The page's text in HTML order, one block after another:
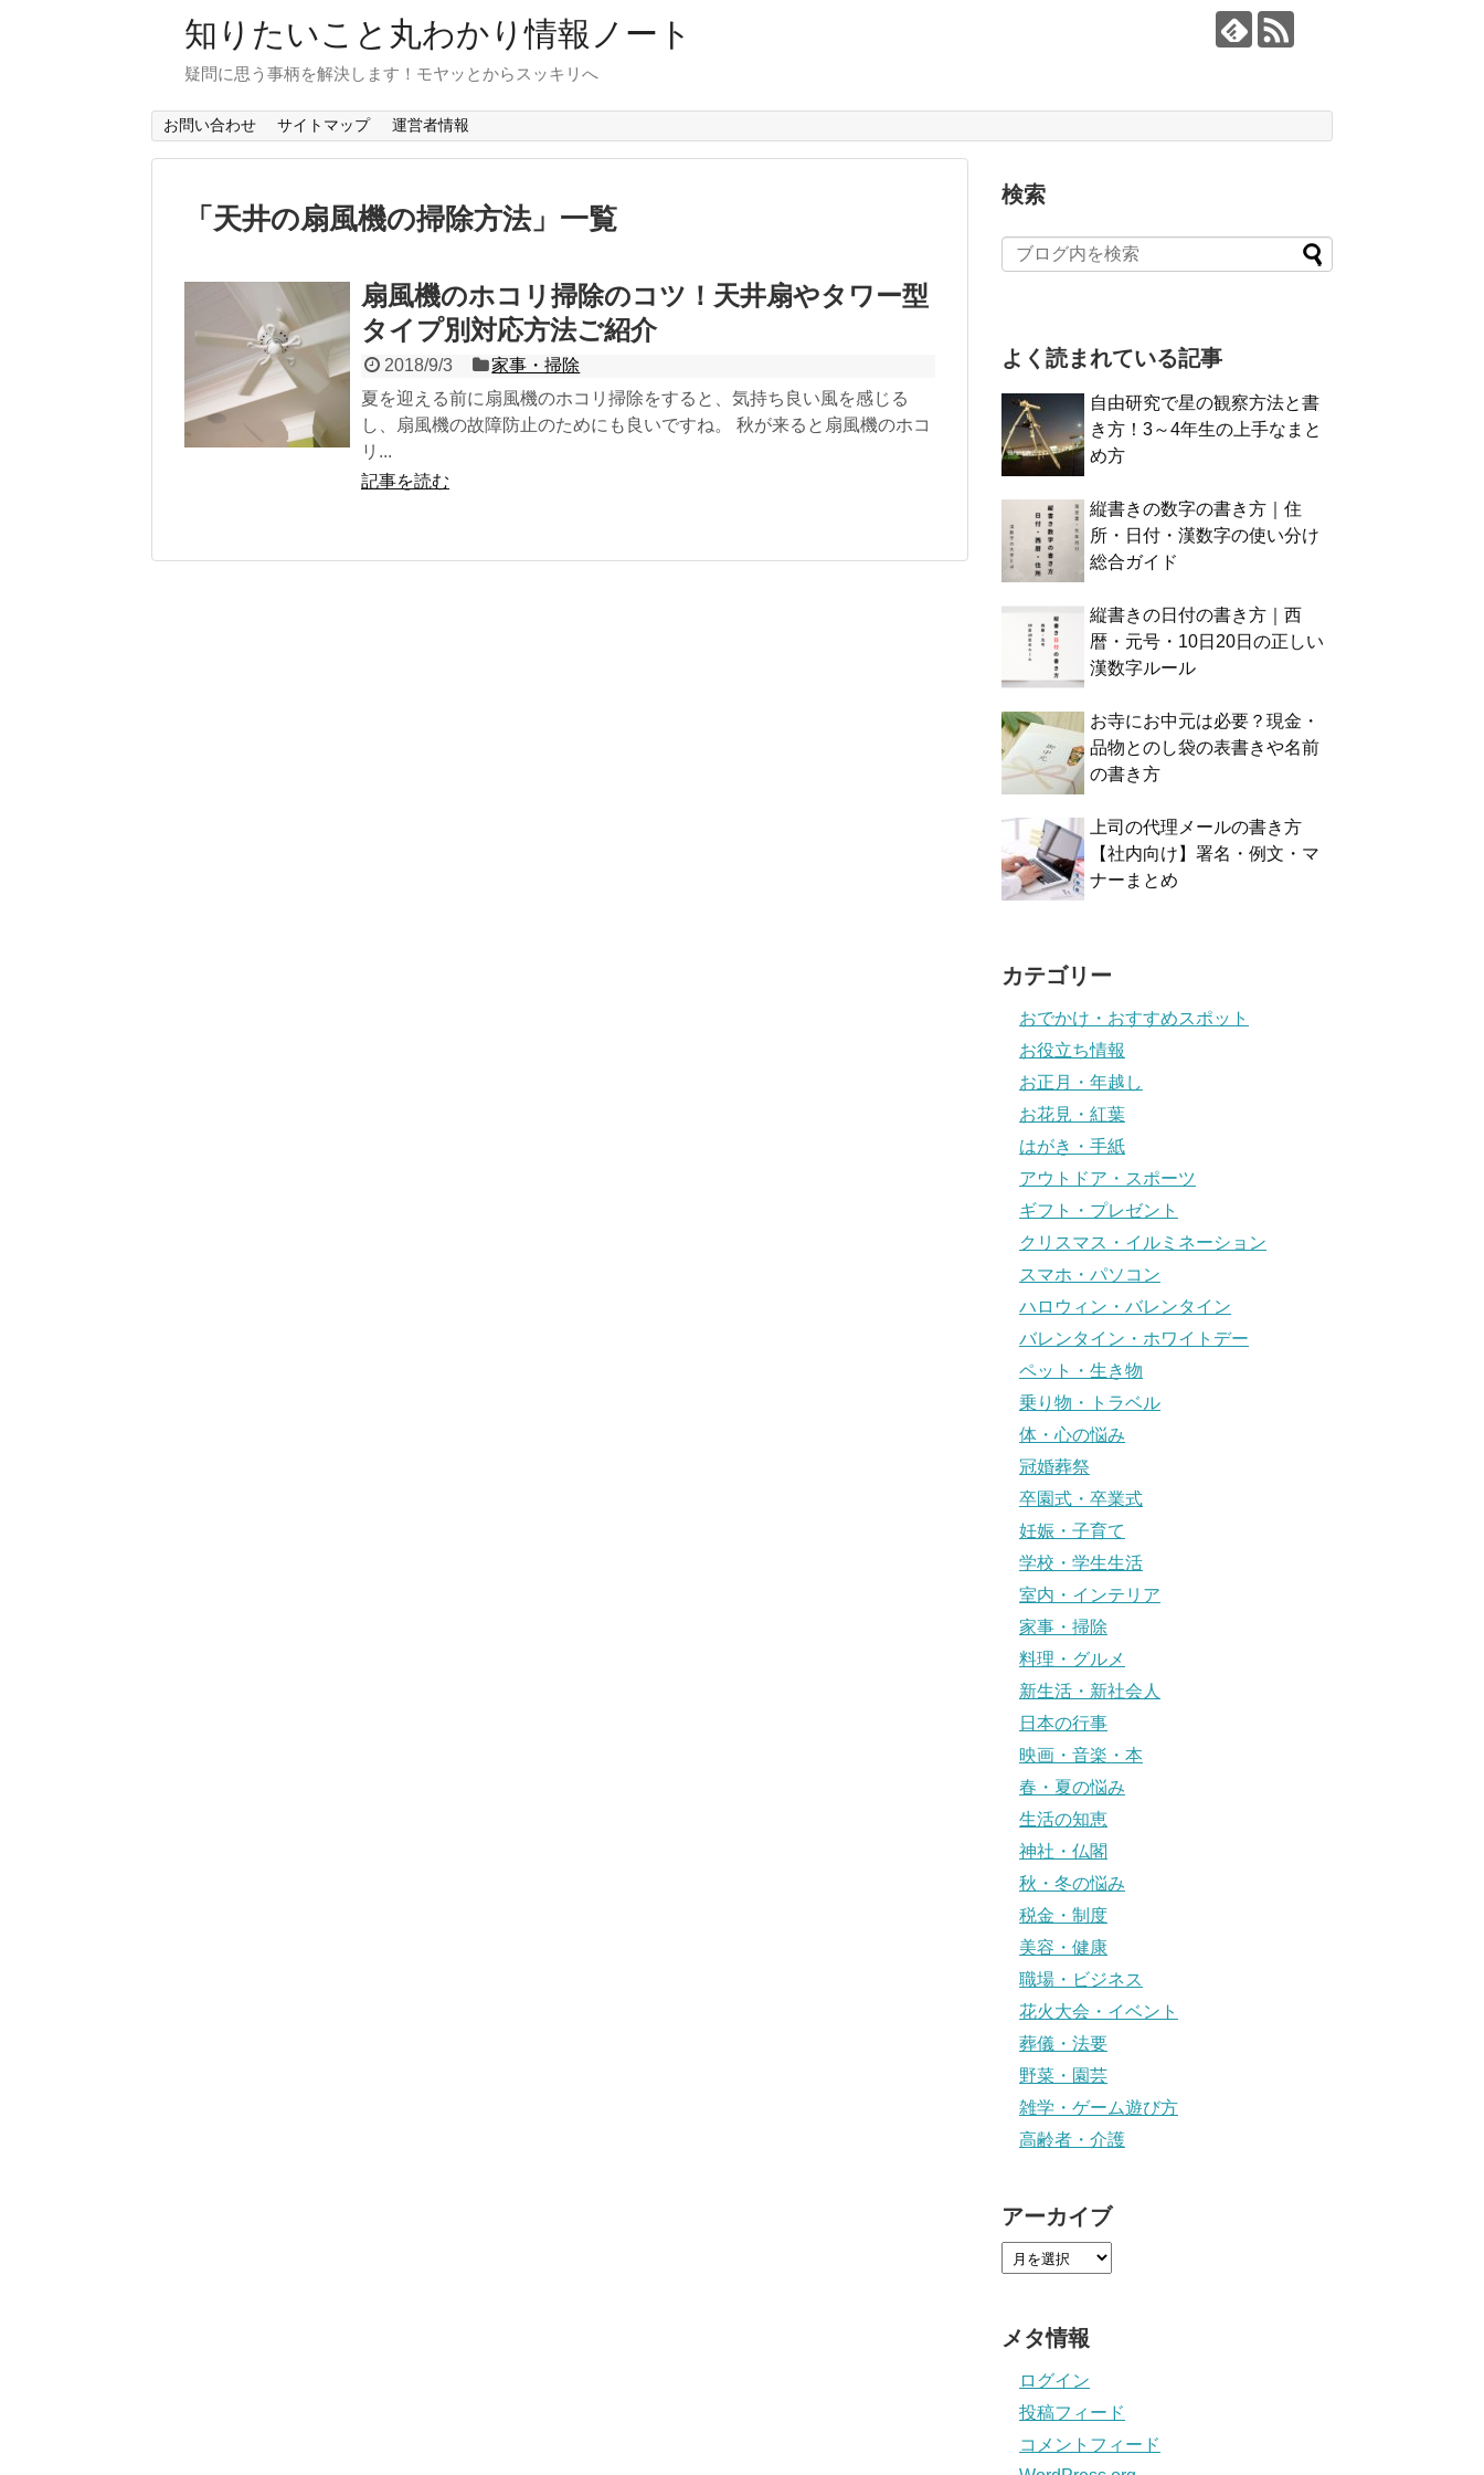
知りたいこと丸わかり情報ノート
疑問に思う事柄を解決します！モヤッとからスッキリへ
お問い合わせ サイトマップ 運営者情報
「 天井の扇風機の掃除方法」 一覧
扇風機のホコリ掃除のコツ！天井扇やタワー型
タイプ別対応方法ご紹介
2018/9/3
家事・掃除
夏を迎える前に扇風機のホコリ掃除をすると、気持ち良い風を感じる
し、扇風機の故障防止のためにも良いですね。 秋が来ると扇風機のホコ
リ...
記事を読む
検索
よく読まれている記事
自由研究で星の観察方法と書
き方！3～4年生の上手なまと
め方
縦書きの数字の書き方｜住
所・日付・漢数字の使い分け
総合ガイド
縦書きの日付の書き方｜西
暦・元号・10日20日の正しい
漢数字ルール
お寺にお中元は必要？現金・
品物とのし袋の表書きや名前
の書き方
上司の代理メールの書き方
【社内向け】署名・例文・マ
ナーまとめ
カテゴリー
おでかけ・おすすめスポット
お役立ち情報
お正月・年越し
お花見・紅葉
はがき・手紙
アウトドア・スポーツ
ギフト・プレゼント
クリスマス・イルミネーション
スマホ・パソコン
ハロウィン・バレンタイン
バレンタイン・ホワイトデー
ペット・生き物
乗り物・トラベル
体・心の悩み
冠婚葬祭
卒園式・卒業式
妊娠・子育て
学校・学生生活
室内・インテリア
家事・掃除
料理・グルメ
新生活・新社会人
日本の行事
映画・音楽・本
春・夏の悩み
生活の知恵
神社・仏閣
秋・冬の悩み
税金・制度
美容・健康
職場・ビジネス
花火大会・イベント
葬儀・法要
野菜・園芸
雑学・ゲーム遊び方
高齢者・介護
アーカイブ
メタ情報
ログイン
投稿フィード
コメントフィード